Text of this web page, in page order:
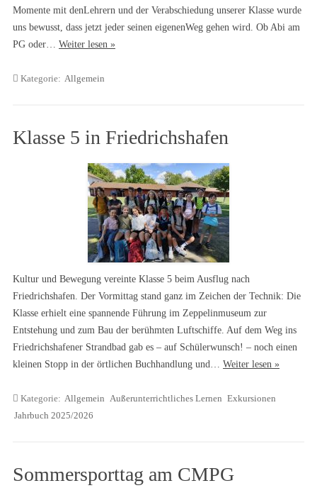
Momente mit denLehrern und der Verabschiedung unserer Klasse wurde
uns bewusst, dass jetzt jeder seinen eigenenWeg gehen wird. Ob Abi am
PG oder… Weiter lesen »
Kategorie: Allgemein
Klasse 5 in Friedrichshafen
Kultur und Bewegung vereinte Klasse 5 beim Ausflug nach
Friedrichshafen. Der Vormittag stand ganz im Zeichen der Technik: Die
Klasse erhielt eine spannende Führung im Zeppelinmuseum zur
Entstehung und zum Bau der berühmten Luftschiffe. Auf dem Weg ins
Friedrichshafener Strandbad gab es – auf Schülerwunsch! – noch einen
kleinen Stopp in der örtlichen Buchhandlung und… Weiter lesen »
Kategorie: Allgemein Außerunterrichtliches Lernen Exkursionen
Jahrbuch 2025/2026
Sommersporttag am CMPG